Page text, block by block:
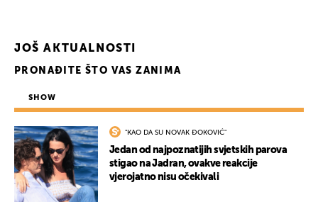
JOŠ AKTUALNOSTI
PRONAĐITE ŠTO VAS ZANIMA
SHOW
"KAO DA SU NOVAK ĐOKOVIĆ"
Jedan od najpoznatijih svjetskih parova
stigao na Jadran, ovakve reakcije
vjerojatno nisu očekivali